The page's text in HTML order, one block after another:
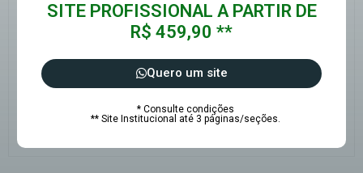
SITE PROFISSIONAL A PARTIR DE
R$ 459,90 **
Quero um site
* Consulte condições
** Site Institucional até 3 páginas/seções.